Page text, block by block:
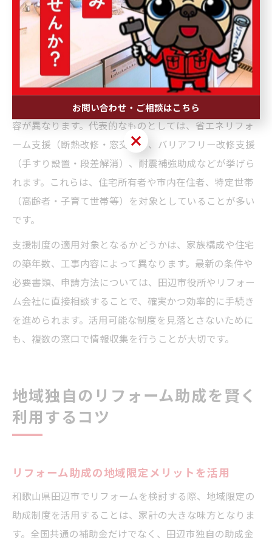
ックし、専門家のアドバイスを受けることで、無駄なく
最大限の支援を受けることが可能です。
支援制度の内容と適用対象を詳しく紹介
田辺市で利用できる主なリフォーム支援制度には、国・
県・市それぞれの補助金があり、それぞれ適用対象や内
容が異なります。代表的なものとしては、省エネリフォ
ーム支援（断熱改修・窓交換）、バリアフリー改修支援
（手すり設置・段差解消）、耐震補強助成などが挙げら
れます。これらは、住宅所有者や市内在住者、特定世帯
（高齢者・子育て世帯等）を対象としていることが多い
です。
支援制度の適用対象となるかどうかは、家族構成や住宅
の築年数、工事内容によって異なります。最新の条件や
必要書類、申請方法については、田辺市役所やリフォー
ム会社に直接相談することで、確実かつ効率的に手続き
を進められます。活用可能な制度を見落とさないために
も、複数の窓口で情報収集を行うことが大切です。
地域独自のリフォーム助成を賢く
利用するコツ
リフォーム助成の地域限定メリットを活用
和歌山県田辺市でリフォームを検討する際、地域限定の
助成制度を活用することは、家計の大きな味方となりま
す。全国共通の補助金だけでなく、田辺市独自の助成金
お問い合わせ・ご相談はこちら
お問い合わせ・ご相談はこちら